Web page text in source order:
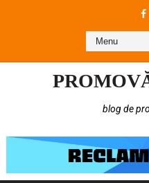
blog de